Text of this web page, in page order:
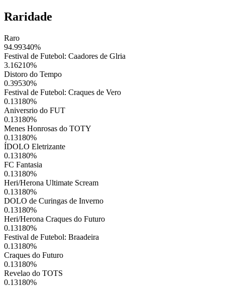
Raridade
Raro
94.99340%
Festival de Futebol: Caadores de Glria
3.16210%
Distoro do Tempo
0.39530%
Festival de Futebol: Craques de Vero
0.13180%
Aniversrio do FUT
0.13180%
Menes Honrosas do TOTY
0.13180%
ÍDOLO Eletrizante
0.13180%
FC Fantasia
0.13180%
Heri/Herona Ultimate Scream
0.13180%
DOLO de Curingas de Inverno
0.13180%
Heri/Herona Craques do Futuro
0.13180%
Festival de Futebol: Braadeira
0.13180%
Craques do Futuro
0.13180%
Revelao do TOTS
0.13180%